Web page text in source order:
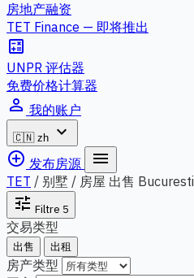
房地产融资
TET Finance — 即将推出
calculate
UNPR 评估器
免费价格计算器
person_outline 我的账户
🇨🇳 zh
expand_more
add_circle_outline 发布房源 menu
TET / 别墅 / 房屋 出售 Bucuresti
tune Filtre 5
交易类型
出售 出租
房产类型